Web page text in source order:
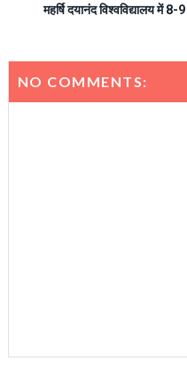
महर्षि दयानंद विश्वविद्यालय में
NO COMMENTS: